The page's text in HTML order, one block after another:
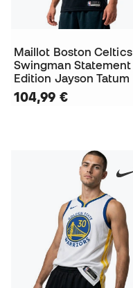
Maillot Boston Celtics
Swingman Statement
Edition Jayson Tatum
104,99 €